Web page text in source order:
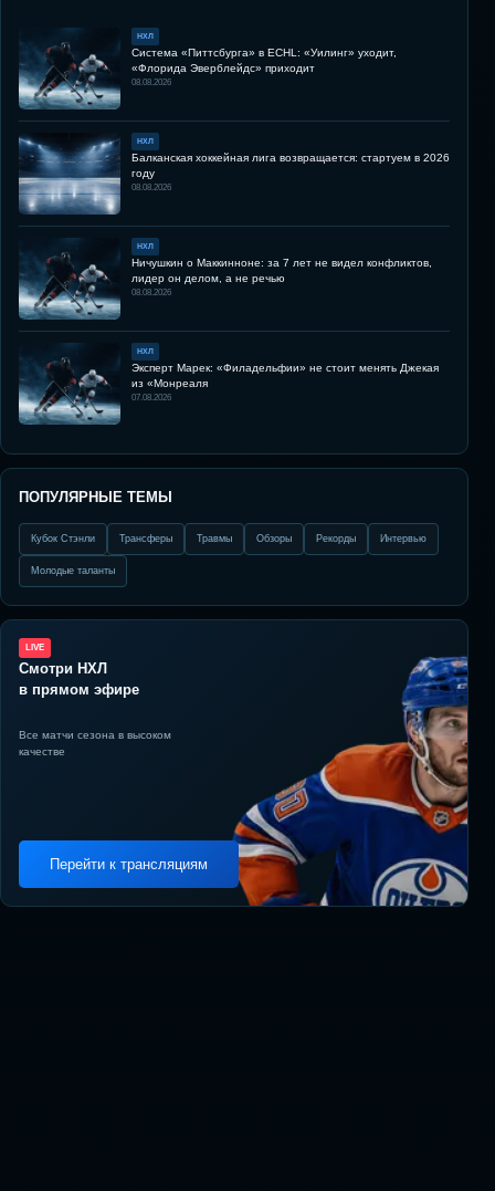
НХЛ
Система «Питтсбурга» в ECHL: «Уилинг» уходит,
«Флорида Эверблейдс» приходит
08.08.2026
НХЛ
Балканская хоккейная лига возвращается: стартуем в 2026
году
08.08.2026
НХЛ
Ничушкин о Маккинноне: за 7 лет не видел конфликтов,
лидер он делом, а не речью
08.08.2026
НХЛ
Эксперт Марек: «Филадельфии» не стоит менять Джекая
из «Монреаля
07.08.2026
ПОПУЛЯРНЫЕ ТЕМЫ
Кубок Стэнли Трансферы Травмы Обзоры Рекорды Интервью
Молодые таланты
LIVE
Смотри НХЛ
в прямом эфире
Все матчи сезона в высоком
качестве
Перейти к трансляциям